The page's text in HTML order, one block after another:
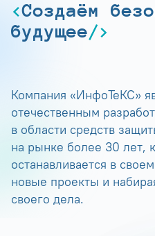
Создаём
будущее
Компания «ИнфоТеКС»
отечественным
в области средств
на рынке более 30 лет,
останавливается в
новые проекты и
своего дела.